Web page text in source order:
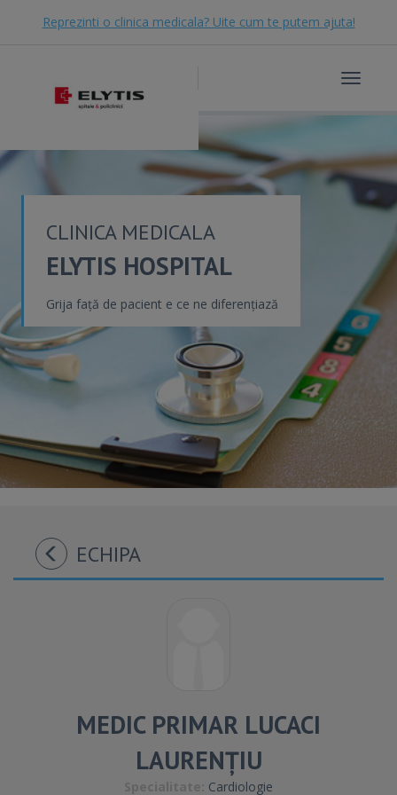
Reprezinti o clinica medicala? Uite cum te putem ajuta!
Toggle
CLINICA MEDICALA
ELYTIS HOSPITAL
Grija față de pacient e ce ne diferențiază
ECHIPA
MEDIC PRIMAR LUCACI
LAURENȚIU
Cardiologie